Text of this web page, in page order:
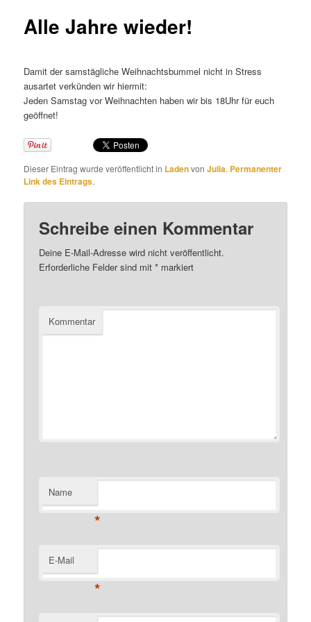
Alle Jahre wieder!
Damit der samstägliche Weihnachtsbummel nicht in Stress
ausartet verkünden wir hiermit:
Jeden Samstag vor Weihnachten haben wir bis 18Uhr für euch
geöffnet!
Dieser Eintrag wurde veröffentlicht in LadenvonJulia. Permanenter
Link des Eintrags.
Schreibe einen Kommentar
Deine E-Mail-Adresse wird nicht veröffentlicht.
Erforderliche Felder sind mit* markiert
Kommentar
Name
*
E-Mail
*